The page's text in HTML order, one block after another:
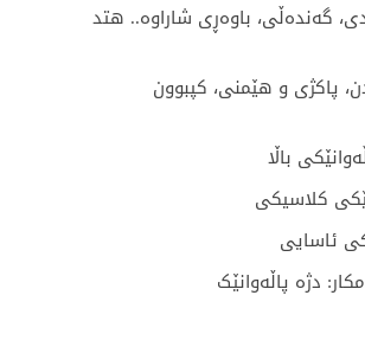
گه‌نده‌ڵی، باوه‌ڕی شاراوه‌.. هتد
پاكژی و هێمنی، كپبوون
باڵا
کلاسیکی
ئاسایی
دژە پاڵەوانێک